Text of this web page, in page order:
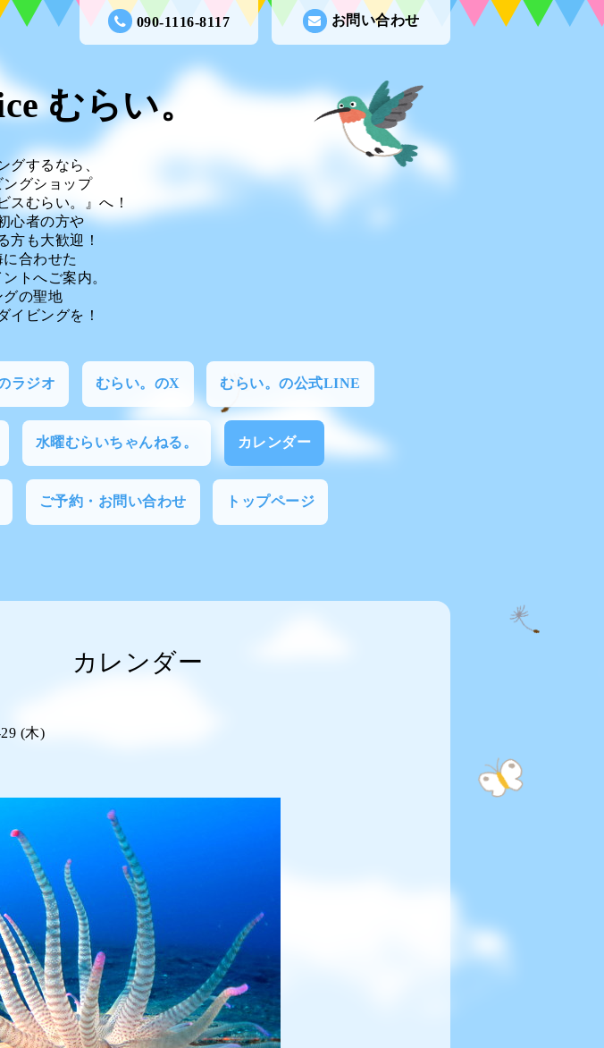
お問い合わせ
090-1116-8117
むらい。
グするなら、
グショップ
スむらい。』へ！
心者の方や
方も大歓迎！
合わせた
トへご案内。
グの聖地
イビングを！
ラジオ むらい。のX むらい。の公式LINE
水曜むらいちゃんねる。 カレンダー
ご予約・お問い合わせ トップページ
カレンダー
(木)